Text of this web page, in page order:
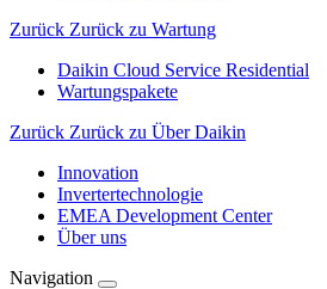
Zurück Zurück zu Wartung
Daikin Cloud Service Residential
Wartungspakete
Zurück Zurück zu Über Daikin
Innovation
Invertertechnologie
EMEA Development Center
Über uns
Navigation